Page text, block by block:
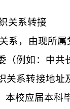
关系转接
系，由现所属
（例如：中
关系转接地
校应届本科